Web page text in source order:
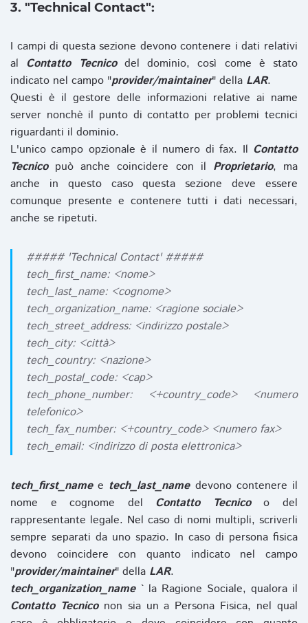
3. "Technical Contact":
I campi di questa sezione devono contenere i dati relativi
al Contatto Tecnicodel dominio, così come è stato
indicato nel campo "provider/maintainer" della LAR.
Questi è il gestore delle informazioni relative ai name
server nonchè il punto di contatto per problemi tecnici
riguardanti il dominio.
L'unico campo opzionale è il numero di fax. Il Contatto
Tecnicopuò anche coincidere con il Proprietario, ma
anche in questo caso questa sezione deve essere
comunque presente e contenere tutti i dati necessari,
anche se ripetuti.
##### 'Technical Contact' #####
tech_first_name: <nome>
tech_last_name: <cognome>
tech_organization_name: <ragione sociale>
tech_street_address: <indirizzo postale>
tech_city: <città>
tech_country: <nazione>
tech_postal_code: <cap>
tech_phone_number: <+country_code> <numero
telefonico>
tech_fax_number: <+country_code> <numero fax>
tech_email: <indirizzo di posta elettronica>
tech_first_namee tech_last_namedevono contenere il
nome e cognome del Contatto Tecnicoo del
rappresentante legale. Nel caso di nomi multipli, scriverli
sempre separati da uno spazio. In caso di persona fisica
devono coincidere con quanto indicato nel campo
"provider/maintainer" della LAR.
tech_organization_name` la Ragione Sociale, qualora il
Contatto Tecniconon sia un a Persona Fisica, nel qual